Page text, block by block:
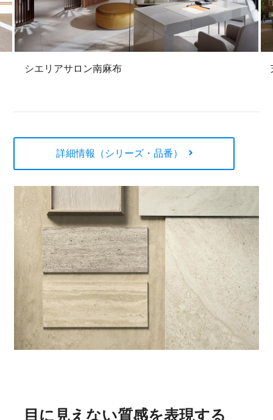
シエリアサロン南麻布
詳細情報（シリーズ・品番）
目に見えない質感を表現する